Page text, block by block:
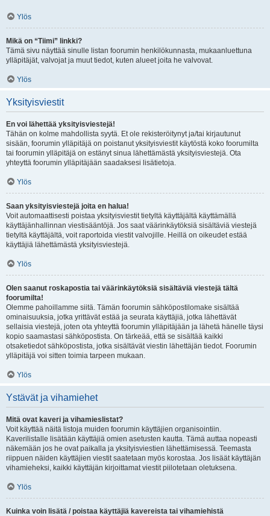
Ylös
Mikä on “Tiimi” linkki?
Tämä sivu näyttää sinulle listan foorumin henkilökunnasta, mukaanluettuna
ylläpitäjät, valvojat ja muut tiedot, kuten alueet joita he valvovat.
Ylös
Yksityisviestit
En voi lähettää yksityisviestejä!
Tähän on kolme mahdollista syytä. Et ole rekisteröitynyt ja/tai kirjautunut
sisään, foorumin ylläpitäjä on poistanut yksityisviestit käytöstä koko foorumilta
tai foorumin ylläpitäjä on estänyt sinua lähettämästä yksityisviestejä. Ota
yhteyttä foorumin ylläpitäjään saadaksesi lisätietoja.
Ylös
Saan yksityisviestejä joita en halua!
Voit automaattisesti poistaa yksityisviestit tietyltä käyttäjältä käyttämällä
käyttäjänhallinnan viestisääntöjä. Jos saat väärinkäytöksiä sisältäviä viestejä
tietyltä käyttäjältä, voit raportoida viestit valvojille. Heillä on oikeudet estää
käyttäjiä lähettämästä yksityisviestejä.
Ylös
Olen saanut roskapostia tai väärinkäytöksiä sisältäviä viestejä tältä
foorumilta!
Olemme pahoillamme siitä. Tämän foorumin sähköpostilomake sisältää
ominaisuuksia, jotka yrittävät estää ja seurata käyttäjiä, jotka lähettävät
sellaisia viestejä, joten ota yhteyttä foorumin ylläpitäjään ja lähetä hänelle täysi
kopio saamastasi sähköpostista. On tärkeää, että se sisältää kaikki
otsaketiedot sähköpostista, jotka sisältävät viestin lähettäjän tiedot. Foorumin
ylläpitäjä voi sitten toimia tarpeen mukaan.
Ylös
Ystävät ja vihamiehet
Mitä ovat kaveri ja vihamieslistat?
Voit käyttää näitä listoja muiden foorumin käyttäjien organisointiin.
Kaverilistalle lisätään käyttäjiä omien asetusten kautta. Tämä auttaa nopeasti
näkemään jos he ovat paikalla ja yksityisviestien lähettämisessä. Teemasta
riippuen näiden käyttäjien viestit saatetaan myös korostaa. Jos lisäät käyttäjän
vihamieheksi, kaikki käyttäjän kirjoittamat viestit piilotetaan oletuksena.
Ylös
Kuinka voin lisätä / poistaa käyttäjiä kavereista tai vihamiehistä